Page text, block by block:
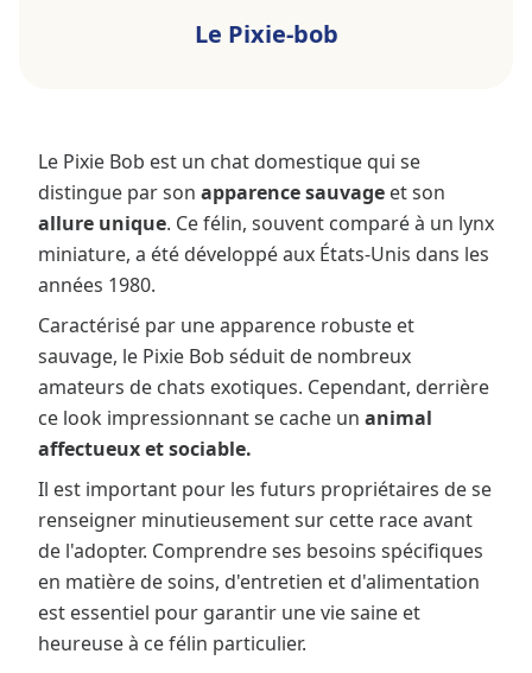
Le Pixie-bob
Le Pixie Bob est un chat domestique qui se
distingue par son apparence sauvage et son
allure unique. Ce félin, souvent comparé à un lynx
miniature, a été développé aux États-Unis dans les
années 1980.
Caractérisé par une apparence robuste et
sauvage, le Pixie Bob séduit de nombreux
amateurs de chats exotiques. Cependant, derrière
ce look impressionnant se cache un animal
affectueux et sociable.
Il est important pour les futurs propriétaires de se
renseigner minutieusement sur cette race avant
de l'adopter. Comprendre ses besoins spécifiques
en matière de soins, d'entretien et d'alimentation
est essentiel pour garantir une vie saine et
heureuse à ce félin particulier.